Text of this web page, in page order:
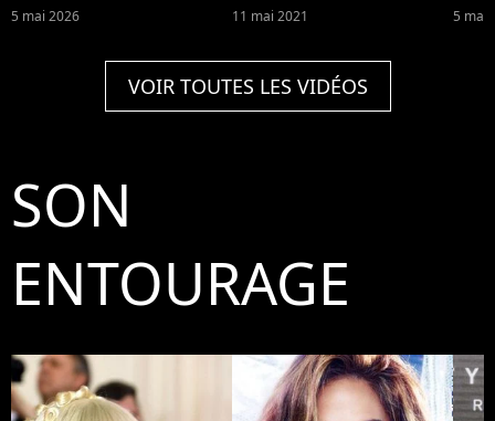
5 mai 2026
American Idol. Luke Bryan
jambes de Katy Perry, elle
lui a répondu
11 mai 2021 5
VOIR TOUTES LES VIDÉOS
SON
ENTOURAGE